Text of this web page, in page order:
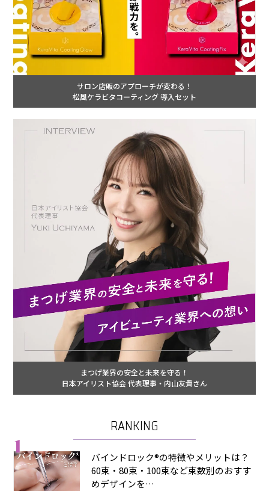
サロン店販のアプローチが変わる！
松風ケラビタコーティング 導入セット
まつげ業界の安全と未来を守る！
日本アイリスト協会 代表理事・内山友貴さん
RANKING
1
バインドロック®の特徴やメリットは？
60束・80束・100束など束数別のおすす
めデザインを…